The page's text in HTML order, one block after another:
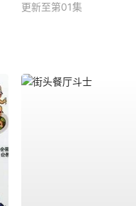
更新至第01集